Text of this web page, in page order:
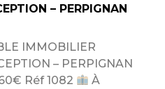
– PERPIGNAN
IMMOBILIER
– PERPIGNAN
Réf 1082
À